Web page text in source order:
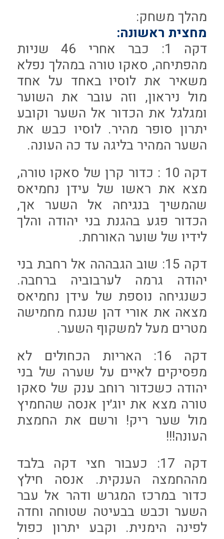
מהלך משחק:
מחצית ראשונה:
דקה 1: כבר אחרי 46 שניות
מהפתיחה, סאקו טורה במהלך נפלא
משאיר את לוסיו באחד על אחד
מול ניראון, וזה עובר את השוער
ומגלגל את הכדור אל השער וקובע
יתרון סופר מהיר. לוסיו כבש את
השער המהיר בליגה עד כה העונה.
דקה 10 : כדור קרן של סאקו טורה,
מצא את ראשו של עידן נחמיאס
שהמשיך בנגיחה אל השער אך,
הכדור פגע בהגנת בני יהודה והלך
לידיו של שוער האורחת.
דקה 15: שוב הגבההה אל רחבת בני
יהודה גרמה לערבוביה ברחבה.
כשנגיחה נוספת של עידן נחמיאס
מצאה את אורי דהן שנגח מחמישה
מטרים מעל למשקוף השער.
דקה 16: האריות הכחולים לא
מפסיקים לאיים על שערה של בני
יהודה כשכדור רוחב ענק של סאקו
טורה מצא את יוג׳ין אנסה שהחמיץ
מול שער ריק! ורשם את החמצת
העונה!!!
דקה 17: כעבור חצי דקה בלבד
מההחמצה הענקית. אנסה חילץ
כדור במרכז המגרש ודהר אל עבר
השער וכבש בבעיטה שטוחה וחדה
לפינה הימנית. וקבע יתרון כפול